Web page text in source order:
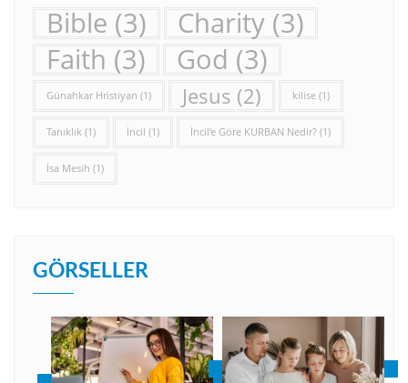
Bible (3) Charity (3)
Faith (3) God (3)
Günahkar Hristiyan (1) Jesus (2) kilise (1)
Tanıklık (1) İncil (1) İncil’e Göre KURBAN Nedir? (1)
İsa Mesih (1)
GÖRSELLER